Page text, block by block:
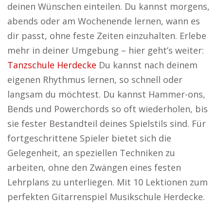
deinen Wünschen einteilen. Du kannst morgens,
abends oder am Wochenende lernen, wann es
dir passt, ohne feste Zeiten einzuhalten. Erlebe
mehr in deiner Umgebung – hier geht’s weiter:
Tanzschule Herdecke Du kannst nach deinem
eigenen Rhythmus lernen, so schnell oder
langsam du möchtest. Du kannst Hammer-ons,
Bends und Powerchords so oft wiederholen, bis
sie fester Bestandteil deines Spielstils sind. Für
fortgeschrittene Spieler bietet sich die
Gelegenheit, an speziellen Techniken zu
arbeiten, ohne den Zwängen eines festen
Lehrplans zu unterliegen. Mit 10 Lektionen zum
perfekten Gitarrenspiel Musikschule Herdecke.